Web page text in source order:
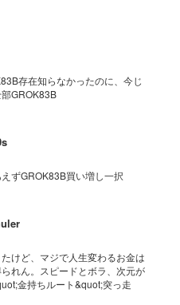
存在知らなかったのに、今じ
GROK83B
ずGROK83B買い増し一択
けど、マジで人生変わるお金は
れん。スピードとボラ、次元が
金持ちルート&quot;突っ走